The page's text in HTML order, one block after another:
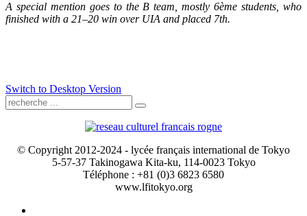
A special mention goes to the B team, mostly 6ème students, who
finished with a 21–20 win over UIA and placed 7th.
Switch to Desktop Version
© Copyright 2012-2024 - lycée français international de Tokyo
5-57-37 Takinogawa Kita-ku, 114-0023 Tokyo
Téléphone : +81 (0)3 6823 6580
www.lfitokyo.org